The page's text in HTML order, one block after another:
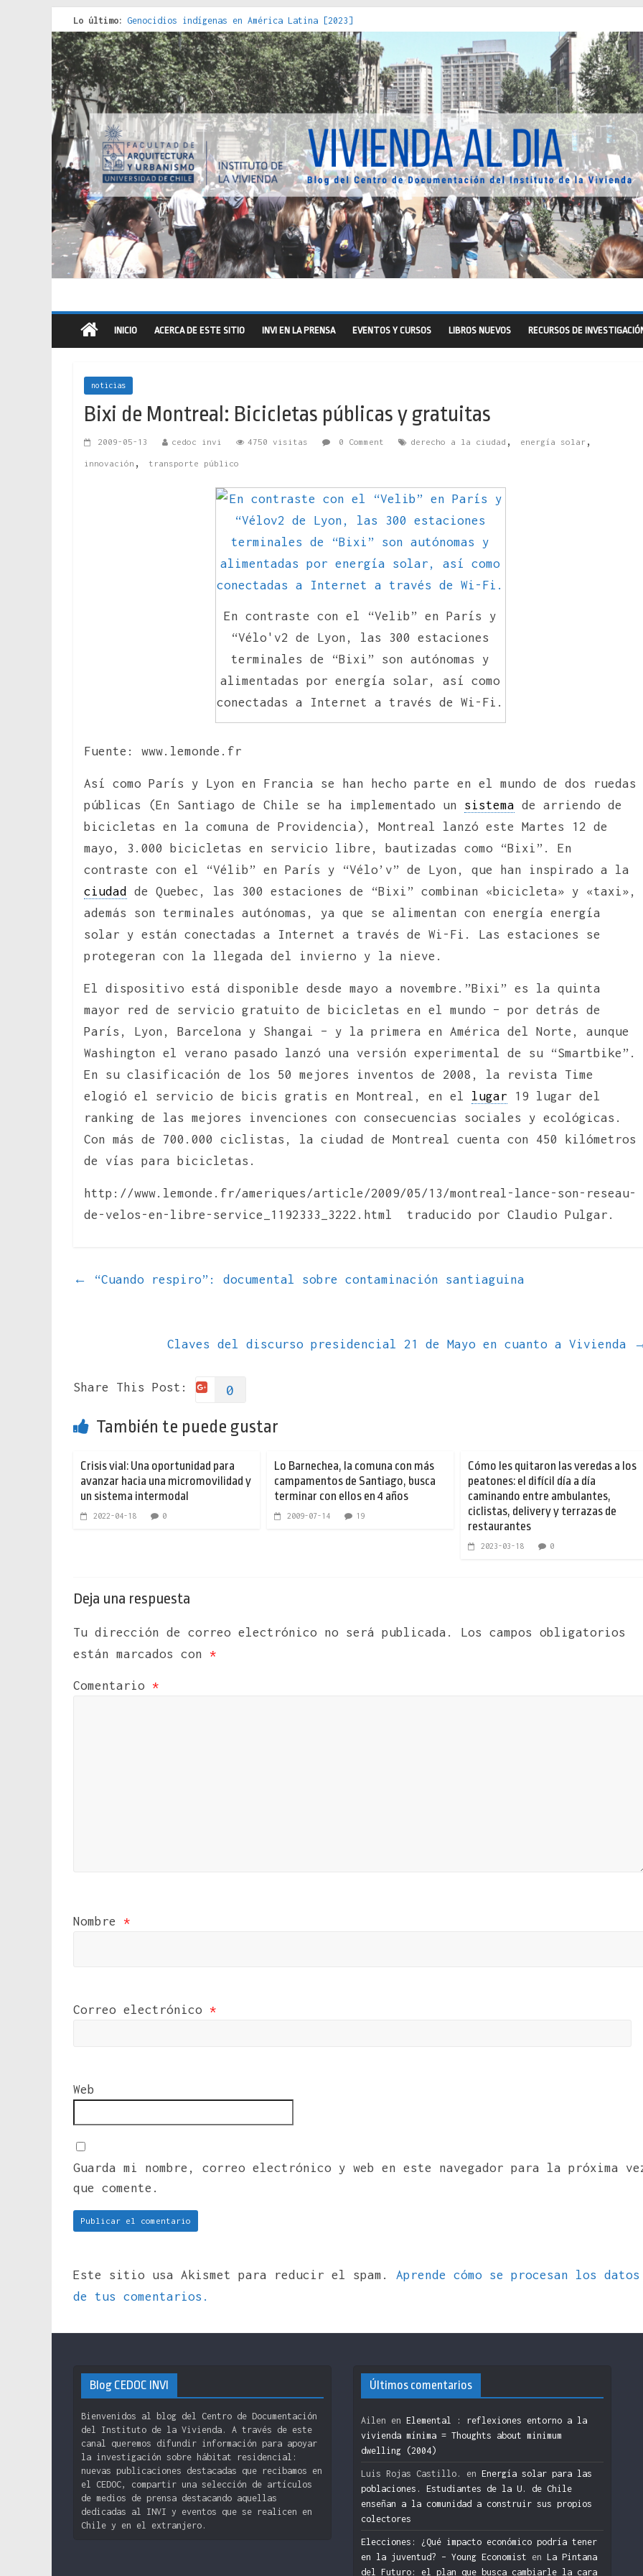
Lo último: Genocidios indígenas en América Latina [2023]
Estudios sobre la espacialización de los Estados : políticas, prácticas y representaciones [2022]
Donde el pedernal choca con el acero : hacia una teoría crítica de las fronteras latinoamericanas
Criterios técnicos para una vivienda adecuada [2019]
Red de consultorios de la Caja del Seguro Obrero en Santiago : un patrimonio emblemático [2014]
INICIO ACERCA DE ESTE SITIO INVI EN LA PRENSA EVENTOS Y CURSOS LIBROS NUEVOS RECURSOS DE
noticias
Bixi de Montreal: Bicicletas públicas y gratuitas
2009-05-13 cedoc invi 4750 visitas 0 Comment derecho a la ciudad , energía solar ,
innovación , transporte público
En contraste con el “Velib” en París y
“Vélo'v2 de Lyon, las 300 estaciones
terminales de “Bixi” son autónomas y
alimentadas por energía solar, así como
conectadas a Internet a través de Wi-Fi.
Fuente: www.lemonde.fr
Así como París y Lyon en Francia se han hecho parte en el mundo de dos ruedas
públicas (En Santiago de Chile se ha implementado un sistema de arriendo de
bicicletas en la comuna de Providencia), Montreal lanzó este Martes 12 de
mayo, 3.000 bicicletas en servicio libre, bautizadas como “Bixi”. En
contraste con el “Vélib” en París y “Vélo’v” de Lyon, que han inspirado a la
ciudad de Quebec, las 300 estaciones de “Bixi” combinan «bicicleta» y «taxi»,
además son terminales autónomas, ya que se alimentan con energía energía
solar y están conectadas a Internet a través de Wi-Fi. Las estaciones se
protegeran con la llegada del invierno y la nieve.
El dispositivo está disponible desde mayo a novembre.”Bixi” es la quinta
mayor red de servicio gratuito de bicicletas en el mundo – por detrás de
París, Lyon, Barcelona y Shangai – y la primera en América del Norte, aunque
Washington el verano pasado lanzó una versión experimental de su “Smartbike”.
En su clasificación de los 50 mejores inventos de 2008, la revista Time
elogió el servicio de bicis gratis en Montreal, en el lugar 19 lugar del
ranking de las mejores invenciones con consecuencias sociales y ecológicas.
Con más de 700.000 ciclistas, la ciudad de Montreal cuenta con 450 kilómetros
de vías para bicicletas.
http://www.lemonde.fr/ameriques/article/2009/05/13/montreal-lance-son-reseau-
de-velos-en-libre-service_1192333_3222.html traducido por Claudio Pulgar.
← “Cuando respiro”: documental sobre contaminación santiaguina
Claves del discurso presidencial 21 de Mayo en cuanto a Vivienda
Share This Post: 0
También te puede gustar
Crisis vial: Una oportunidad para
avanzar hacia una micromovilidad y
un sistema intermodal
2022-04-18 0
Lo Barnechea, la comuna con más
campamentos de Santiago, busca
terminar con ellos en 4 años
2009-07-14 19
Cómo les quitaron las veredas a los
peatones: el difícil día a día
caminando entre ambulantes,
ciclistas, delivery y terrazas de
restaurantes
2023-03-18 0
Deja una respuesta
Tu dirección de correo electrónico no será publicada.
Los campos obligatorios
están marcados con *
Comentario *
Nombre *
Correo electrónico *
Web
Guarda mi nombre, correo electrónico y web en este navegador para la próxima
que comente.
Este sitio usa Akismet para reducir el spam. Aprende cómo se procesan los datos
de tus comentarios.
Blog CEDOC INVI
Bienvenidos al blog del Centro de Documentación
del Instituto de la Vivienda. A través de este
canal queremos difundir información para apoyar
la investigación sobre hábitat residencial:
nuevas publicaciones destacadas que recibamos en
el CEDOC, compartir una selección de artículos
de medios de prensa destacando aquellas
dedicadas al INVI y eventos que se realicen en
Chile y en el extranjero.
Últimos comentarios
Ailen en Elemental : reflexiones entorno a la
vivienda mínima = Thoughts about minimum
dwelling (2004)
Luis Rojas Castillo. en Energía solar para las
poblaciones. Estudiantes de la U. de Chile
enseñan a la comunidad a construir sus propios
colectores
Elecciones: ¿Qué impacto económico podría tener
en la juventud? – Young Economist en La Pintana
del Futuro: el plan que busca cambiarle la cara